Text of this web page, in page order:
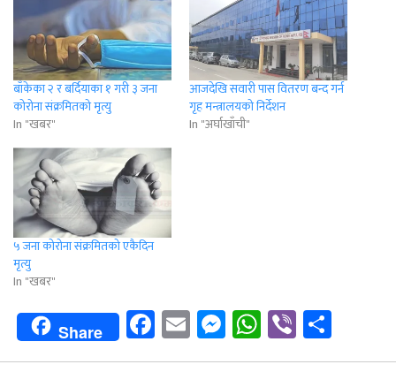
बाँकेका २ र बर्दियाका १ गरी ३ जना
कोरोना संक्रमितको मृत्यु
In "खबर"
आजदेखि सवारी पास वितरण बन्द गर्न
गृह मन्त्रालयको निर्देशन
In "अर्घाखाँची"
५ जना कोरोना संक्रमितको एकैदिन
मृत्यु
In "खबर"
Share Facebook
EmailMessenger
WhatsApp
Viber